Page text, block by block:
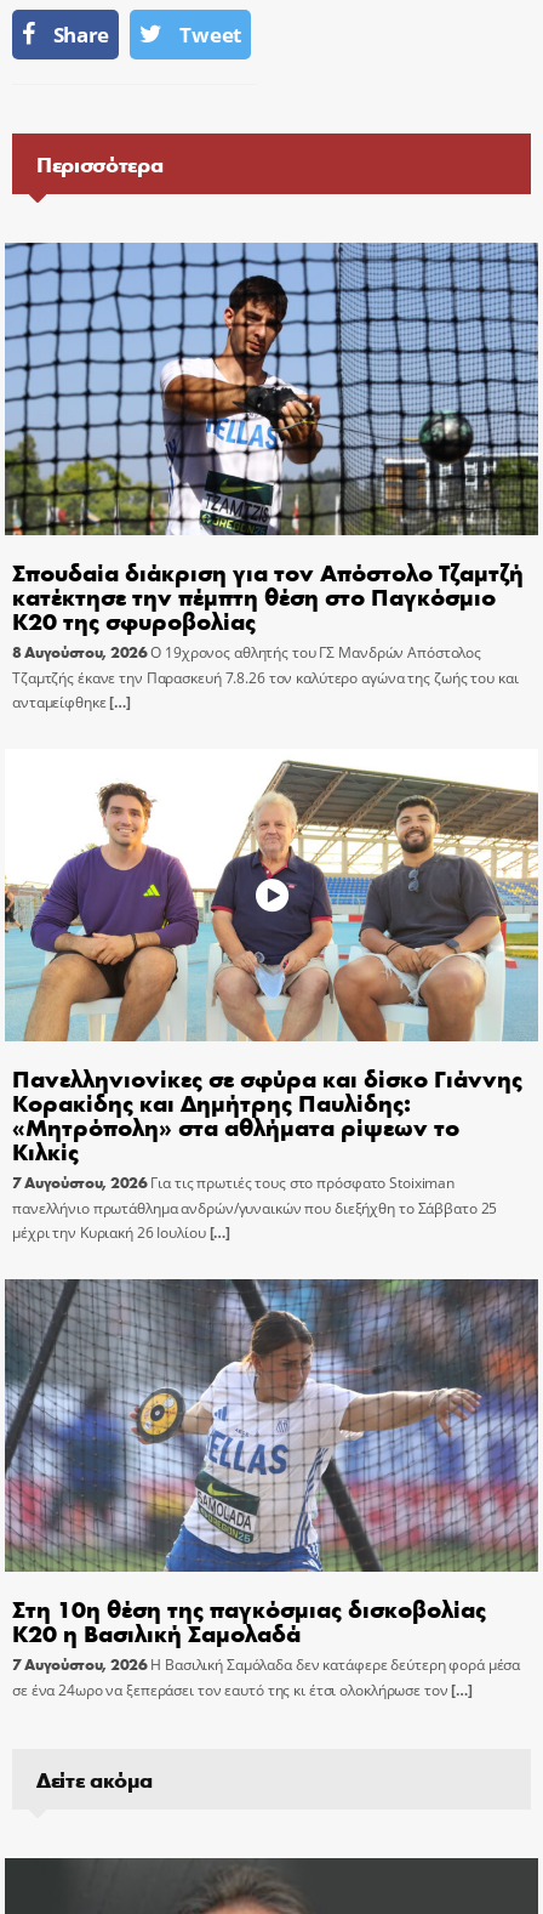
Share Tweet
Περισσότερα
Σπουδαία διάκριση για τον Απόστολο Τζαμτζή
κατέκτησε την πέμπτη θέση στο Παγκόσμιο
Κ20 της σφυροβολίας
8 Αυγούστου, 2026Ο 19χρονος αθλητής του ΓΣ Μανδρών Απόστολος
Τζαμτζής έκανε την Παρασκευή 7.8.26 τον καλύτερο αγώνα της ζωής του και
ανταμείφθηκε[…]
Πανελληνιονίκες σε σφύρα και δίσκο Γιάννης
Κορακίδης και Δημήτρης Παυλίδης:
«Μητρόπολη» στα αθλήματα ρίψεων το
Κιλκίς
7 Αυγούστου, 2026 Για τις πρωτιές τους στο πρόσφατο Stoiximan
πανελλήνιο πρωτάθλημα ανδρών/γυναικών που διεξήχθη το Σάββατο 25
μέχρι την Κυριακή 26 Ιουλίου[…]
Στη 10η θέση της παγκόσμιας δισκοβολίας
Κ20 η Βασιλική Σαμολαδά
7 Αυγούστου, 2026 Η Βασιλική Σαμόλαδα δεν κατάφερε δεύτερη φορά μέσα
σε ένα 24ωρο να ξεπεράσει τον εαυτό της κι έτσι ολοκλήρωσε τον[…]
Δείτε ακόμα